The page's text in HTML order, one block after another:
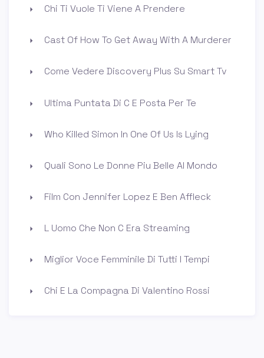
Chi Ti Vuole Ti Viene A Prendere
Cast Of How To Get Away With A Murderer
Come Vedere Discovery Plus Su Smart Tv
Ultima Puntata Di C E Posta Per Te
Who Killed Simon In One Of Us Is Lying
Quali Sono Le Donne Piu Belle Al Mondo
Film Con Jennifer Lopez E Ben Affleck
L Uomo Che Non C Era Streaming
Miglior Voce Femminile Di Tutti I Tempi
Chi E La Compagna Di Valentino Rossi